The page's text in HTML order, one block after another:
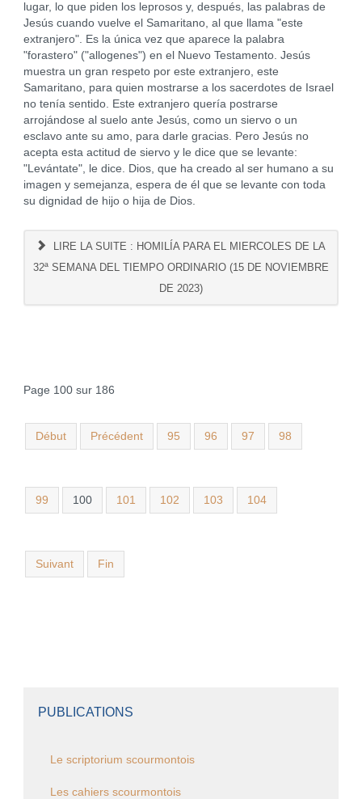
lugar, lo que piden los leprosos y, después, las palabras de
Jesús cuando vuelve el Samaritano, al que llama "este
extranjero". Es la única vez que aparece la palabra
"forastero" ("allogenes") en el Nuevo Testamento. Jesús
muestra un gran respeto por este extranjero, este
Samaritano, para quien mostrarse a los sacerdotes de Israel
no tenía sentido. Este extranjero quería postrarse
arrojándose al suelo ante Jesús, como un siervo o un
esclavo ante su amo, para darle gracias. Pero Jesús no
acepta esta actitud de siervo y le dice que se levante:
"Levántate", le dice. Dios, que ha creado al ser humano a su
imagen y semejanza, espera de él que se levante con toda
su dignidad de hijo o hija de Dios.
LIRE LA SUITE : HOMILÍA PARA EL MIERCOLES DE LA
32ª SEMANA DEL TIEMPO ORDINARIO (15 DE NOVIEMBRE
DE 2023)
Page 100 sur 186
Début Précédent 95 96 97 98
99 100 101 102 103 104
Suivant Fin
PUBLICATIONS
Le scriptorium scourmontois
Les cahiers scourmontois